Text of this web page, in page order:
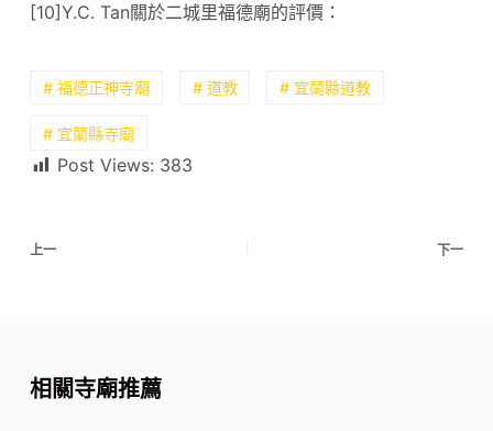
[10]Y.C. Tan關於二城里福德廟的評價：
# 福德正神寺廟 # 道教 # 宜蘭縣道教
# 宜蘭縣寺廟
Post Views: 383
上一 下一
相關寺廟推薦